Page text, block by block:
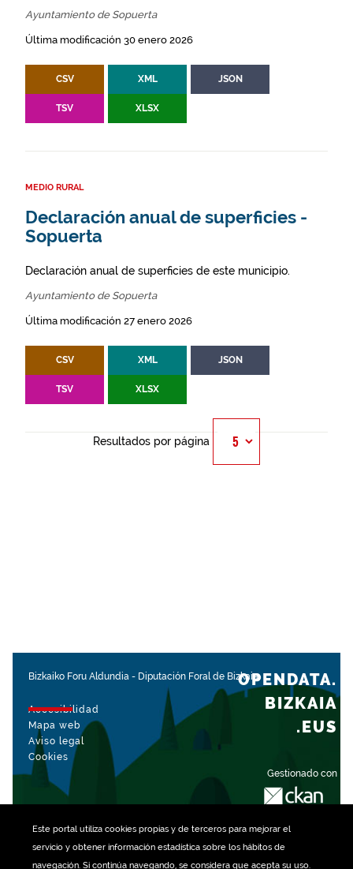
Este portal utiliza cookiespropias y de terceros para mejorar el
servicio y obtener información estadística sobre los hábitos de
navegación. Si continúa navegando, se considera que acepta su uso.
Ayuntamiento de Sopuerta
Última modificación 30 enero 2026
CSV XML JSON
TSV XLSX
MEDIO RURAL
Declaración anual de superficies -
Sopuerta
Declaración anual de superficies de este municipio.
Ayuntamiento de Sopuerta
Última modificación 27 enero 2026
CSV XML JSON
TSV XLSX
Resultados por página
Bizkaiko Foru Aldundia - Diputación Foral de Bizkaia
Accesibilidad
Mapa web
Aviso legal
Cookies
Gestionado con
OPENDATA.
BIZKAIA
.EUS